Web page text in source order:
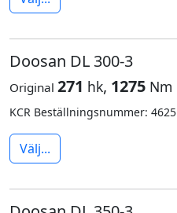
Doosan DL 300-3
Original 271 hk, 1275 Nm
KCR Beställningsnummer: 4625
Välj...